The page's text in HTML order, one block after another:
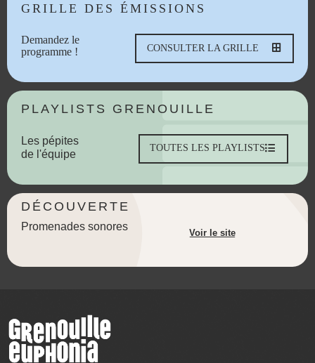
GRILLE DES ÉMISSIONS
Demandez le
programme !
CONSULTER LA GRILLE
PLAYLISTS GRENOUILLE
Les pépites
de l'équipe
TOUTES LES PLAYLISTS
DÉCOUVERTE
Promenades sonores
Voir le site